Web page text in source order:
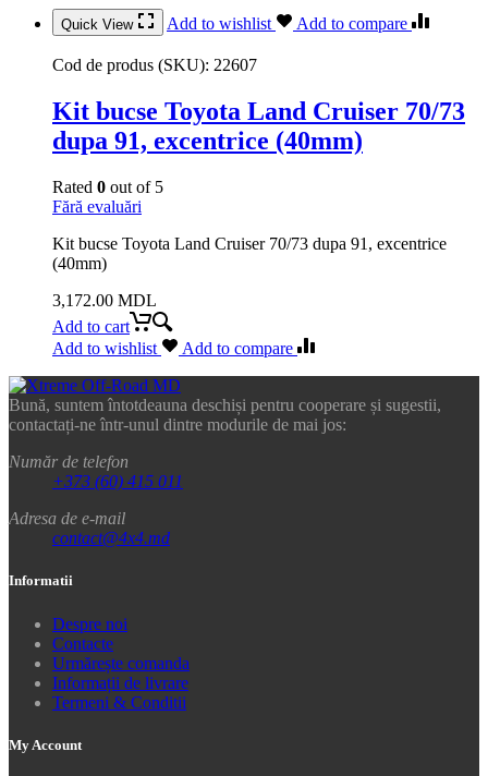
Quick View Add to wishlist Add to compare
Cod de produs (SKU): 22607
Kit bucse Toyota Land Cruiser 70/73
dupa 91, excentrice (40mm)
Rated 0 out of 5
Fără evaluări
Kit bucse Toyota Land Cruiser 70/73 dupa 91, excentrice
(40mm)
3,172.00 MDL
Add to cart
Add to wishlist
Add to compare
Bună, suntem întotdeauna deschiși pentru cooperare și sugestii,
contactați-ne într-unul dintre modurile de mai jos:
Număr de telefon
+373 (60) 415 011
Adresa de e-mail
contact@4x4.md
Informatii
Despre noi
Contacte
Urmărește comanda
Informații de livrare
Termeni & Conditii
My Account